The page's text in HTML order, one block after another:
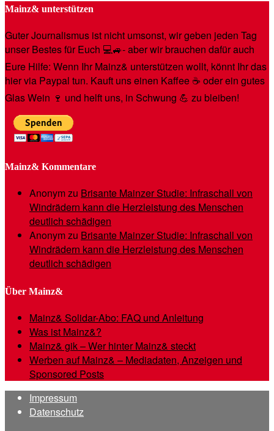
Mainz& unterstützen
Guter Journalismus ist nicht umsonst, wir geben jeden Tag
unser Bestes für Euch 💻🚙- aber wir brauchen dafür auch
Eure Hilfe: Wenn Ihr Mainz& unterstützen wollt, könnt Ihr das
hier via Paypal tun. Kauft uns einen Kaffee ☕️ oder ein gutes
Glas Wein 🍷 und helft uns, in Schwung 💪 zu bleiben!
Mainz& Kommentare
Anonymzu Brisante Mainzer Studie: Infraschall von
Windrädern kann die Herzleistung des Menschen
deutlich schädigen
Anonymzu Brisante Mainzer Studie: Infraschall von
Windrädern kann die Herzleistung des Menschen
deutlich schädigen
Über Mainz&
Mainz& Solidar-Abo: FAQ und Anleitung
Was ist Mainz&?
Mainz& gik – Wer hinter Mainz& steckt
Werben auf Mainz& – Mediadaten, Anzeigen und
Sponsored Posts
Impressum
Datenschutz